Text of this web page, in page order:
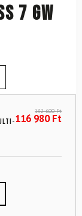
7 GW
132 600Ft
116 980Ft